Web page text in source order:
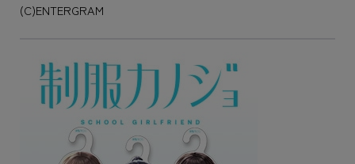
(C)ENTERGRAM